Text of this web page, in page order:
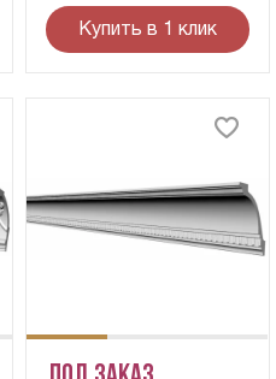
Купить в 1 клик